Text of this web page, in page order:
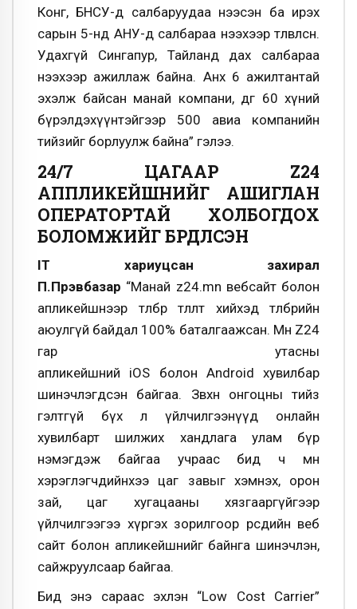
Конг, БНСУ-д салбаруудаа нээсэн ба ирэх
сарын 5-нд АНУ-д салбараа нээхээр төлөвлөсөн.
Удахгүй Сингапур, Тайланд дах салбараа
нээхээр ажиллаж байна. Анх 6 ажилтантай
эхэлж байсан манай компани, өдгөө 60 хүний
бүрэлдэхүүнтэйгээр 500 авиа компанийн
тийзийг борлуулж байна” гэлээ.
24/7 ЦАГААР Z24
АППЛИКЕЙШНИЙГ АШИГЛАН
ОПЕРАТОРТАЙ ХОЛБОГДОХ
БОЛОМЖИЙГ БҮРДҮҮЛСЭН
IT хариуцсан захирал
П.Пүрэвбазар “Манай z24.mn вебсайт болон
апликейшнээр төлбөр төлөлт хийхэд төлбөрийн
аюулгүй байдал 100% баталгаажсан. Мөн Z24
гар утасны
апликейшний iOS болон Android хувилбар
шинэчлэгдсэн байгаа. Зөвхөн онгоцны тийз
гэлтгүй бүх л үйлчилгээнүүд онлайн
хувилбарт шилжих хандлага улам бүр
нэмэгдэж байгаа учраас бид ч мөн
хэрэглэгчдийнхээ цаг завыг хэмнэх, орон
зай, цаг хугацааны хязгааргүйгээр
үйлчилгээгээ хүргэх зорилгоор өөрсдийн веб
сайт болон апликейшнийг байнга шинэчлэн,
сайжруулсаар байгаа.
Бид энэ сараас эхлэн “Low Cost Carrier”